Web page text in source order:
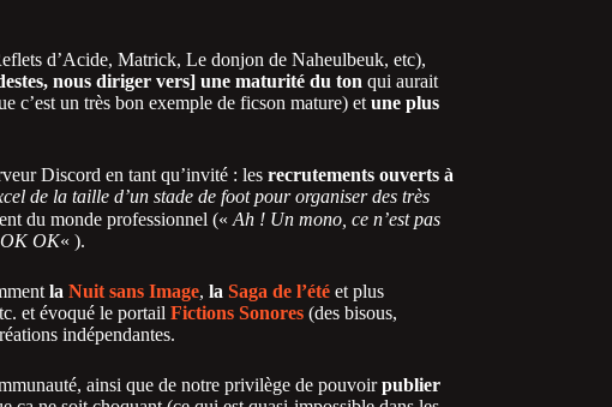
d’Acide, Matrick, Le donjon de Naheulbeuk, etc),
nous diriger vers] une maturité du ton qui aurait
c’est un très bon exemple de ficson mature) etune plus
Discord en tant qu’invité : les recrutements ouverts à
de la taille d’un stade de foot pour organiser des très
du monde professionnel («Ah ! Un mono, ce n’est pas
OK OK« ).
la Nuit sans Image, la Saga de l’été et plus
et évoqué le portail Fictions Sonores (des bisous,
indépendantes.
ainsi que de notre privilège de pouvoirpublier